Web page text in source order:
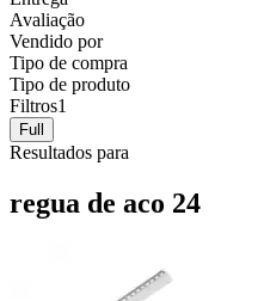
Avaliação
Vendido por
Tipo de compra
Tipo de produto
Filtros1
Full
Resultados para
regua de aco 24